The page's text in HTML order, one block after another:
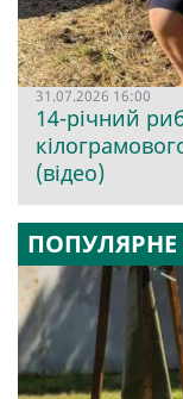
31.07.2026 16:00
14-річний
(відео)